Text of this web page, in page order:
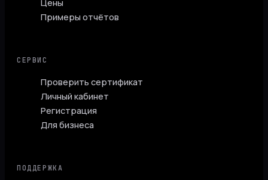
Примеры отчётов
СЕРВИС
Проверить сертификат
Личный кабинет
Регистрация
Для бизнеса
ПОДДЕРЖКА